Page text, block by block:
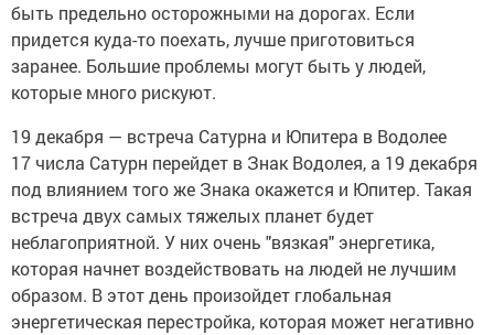
быть предельно осторожными на дорогах. Если
придется куда-то поехать, лучше приготовиться
заранее. Большие проблемы могут быть у людей,
которые много рискуют.
19 декабря — встреча Сатурна и Юпитера в Водолее
17 числа Сатурн перейдет в Знак Водолея, а 19 декабря
под влиянием того же Знака окажется и Юпитер. Такая
встреча двух самых тяжелых планет будет
неблагоприятной. У них очень "вязкая" энергетика,
которая начнет воздействовать на людей не лучшим
образом. В этот день произойдет глобальная
энергетическая перестройка, которая может негативно